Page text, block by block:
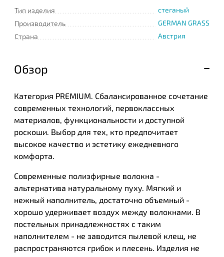
Тип изделия
стеганый
Производитель
GERMAN GRASS
Страна
Австрия
Обзор
Категория PREMIUM. Сбалансированное сочетание
современных технологий, первоклассных
материалов, функциональности и доступной
роскоши. Выбор для тех, кто предпочитает
высокое качество и эстетику ежедневного
комфорта.
Современные полиэфирные волокна -
альтернатива натуральному пуху. Мягкий и
нежный наполнитель, достаточно объемный -
хорошо удерживает воздух между волокнами. В
постельных принадлежностях с таким
наполнителем - не заводится пылевой клещ, не
распространяются грибок и плесень. Изделия не